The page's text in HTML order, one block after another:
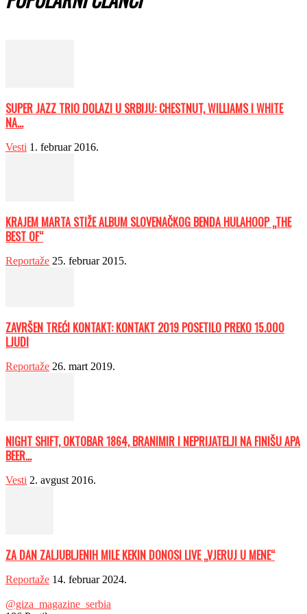
SUPER JAZZ TRIO DOLAZI U SRBIJU: CHESTNUT, WILLIAMS I WHITE
NA...
Vesti 1. februar 2016.
KRAJEM MARTA STIŽE ALBUM SLOVENAČKOG BENDA HULAHOOP „THE
BEST OF“
Reportaže 25. februar 2015.
ZAVRŠEN TREĆI KONTAKT: KONTAKT 2019 POSETILO PREKO 15.000
LJUDI
Reportaže 26. mart 2019.
NIGHT SHIFT, OKTOBAR 1864, BRANIMIR I NEPRIJATELJI NA FINIŠU APA
BEER...
Vesti 2. avgust 2016.
ZA DAN ZALJUBLJENIH MILE KEKIN DONOSI LIVE „VJERUJ U MENE“
Reportaže 14. februar 2024.
@giza_magazine_serbia